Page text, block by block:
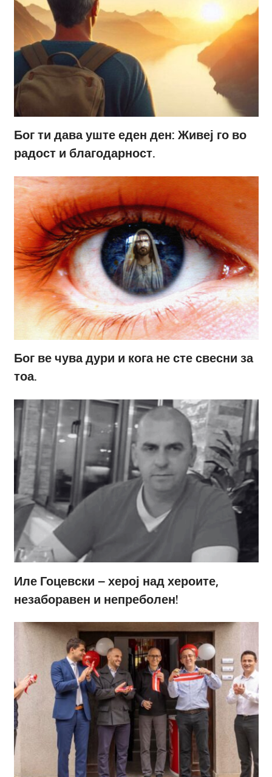
Бог ти дава уште еден ден: Живеј го во
радост и благодарност.
Бог ве чува дури и кога не сте свесни за
тоа.
Иле Гоцевски – херој над хероите,
незаборавен и непреболен!